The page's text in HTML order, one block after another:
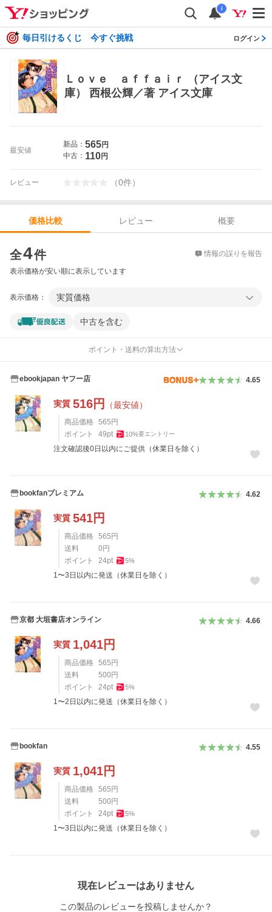
i
毎日引けるくじ 今すぐ挑戦 ログイン
Ｌｏｖｅ ａｆｆａｉｒ （アイス文
庫） 西根公輝／著 アイス文庫
最安値
新品： 565円
中古： 110円
レビュー （0件）
価格比較 レビュー
概要
全4件 情報の誤りを報告
表示価格が安い順に表示しています
表示価格： 実質価格
中古を含む
ポイント・送料の算出方法
ebookjapan ヤフー店 4.65
実質 516円 （最安値）
商品価格 565 円
ポイント
49pt 10%要エントリー
注文確認後0日以内にご提供（休業日を除く）
bookfanプレミアム 4.62
実質 541円
商品価格 565 円
送料
0 円
ポイント
24pt 5%
1〜3日以内に発送（休業日を除く）
京都 大垣書店オンライン 4.66
実質 1,041円
商品価格 565 円
送料
500 円
ポイント
24pt 5%
1〜2日以内に発送（休業日を除く）
bookfan 4.55
実質 1,041円
商品価格 565 円
送料
500 円
ポイント
24pt 5%
1〜3日以内に発送（休業日を除く）
現在レビューはありません
この製品のレビューを投稿しませんか？